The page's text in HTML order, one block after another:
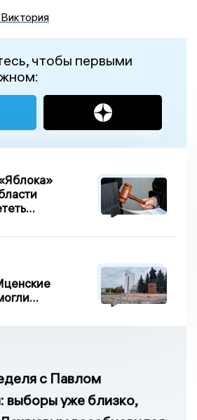
чтобы первыми
с Павлом
уже близко,